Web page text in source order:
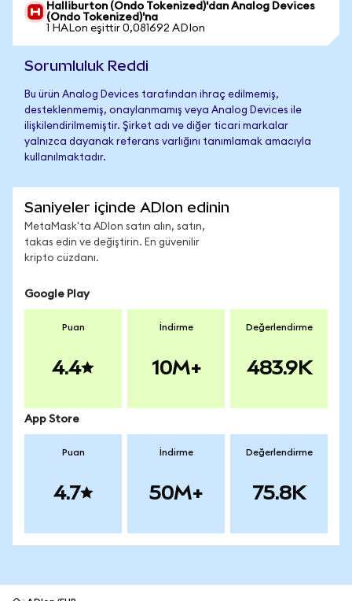
Halliburton (Ondo Tokenized)'dan Analog Devices
(Ondo Tokenized)'na
1 HALon eşittir 0,081692 ADIon
Sorumluluk Reddi
Bu ürün Analog Devices tarafından ihraç edilmemiş,
desteklenmemiş, onaylanmamış veya Analog Devices ile
ilişkilendirilmemiştir. Şirket adı ve diğer ticari markalar
yalnızca dayanak referans varlığını tanımlamak amacıyla
kullanılmaktadır.
Saniyeler içinde ADIon edinin
MetaMask'ta ADIon satın alın, satın,
takas edin ve değiştirin. En güvenilir
kripto cüzdanı.
Google Play
Puan
4.4
İndirme
10M+
Değerlendirme
483.9K
App Store
Puan
4.7
İndirme
50M+
Değerlendirme
75.8K